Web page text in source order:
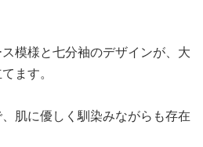
模様と七分袖のデザインが、大
ます。
肌に優しく馴染みながらも存在